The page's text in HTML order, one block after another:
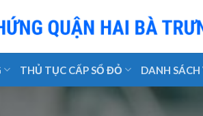
THỦ TỤC CẤP SỔ ĐỎ DANH SÁCH